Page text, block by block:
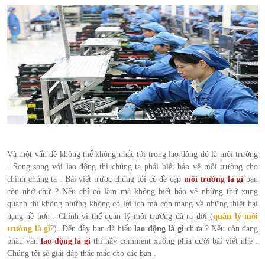
Và một vấn đề không thể không nhắc tới trong lao động đó là môi trường
. Song song với lao động thì chúng ta phải biết bảo vệ môi trường cho
chính chúng ta . Bài viết trước chúng tôi có đề cập môi trường là gì bạn
còn nhớ chứ ? Nếu chỉ có làm mà không biết bảo vệ những thứ xung
quanh thì không những không có lợi ích mà còn mang về những thiệt hại
nặng nề hơn . Chính vì thế quản lý môi trường đã ra đời (quản lý môi
trường là gì?). Đến đây bạn đã hiểu lao động là gì chưa ? Nếu còn đang
phân vân lao động là gì thì hãy comment xuống phía dưới bài viết nhé .
Chúng tôi sẽ giải đáp thắc mắc cho các bạn .